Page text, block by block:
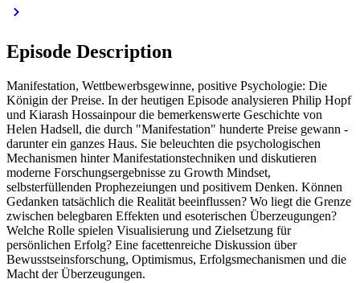
Episode Description
Manifestation, Wettbewerbsgewinne, positive Psychologie: Die
Königin der Preise. In der heutigen Episode analysieren Philip Hopf
und Kiarash Hossainpour die bemerkenswerte Geschichte von
Helen Hadsell, die durch "Manifestation" hunderte Preise gewann -
darunter ein ganzes Haus. Sie beleuchten die psychologischen
Mechanismen hinter Manifestationstechniken und diskutieren
moderne Forschungsergebnisse zu Growth Mindset,
selbsterfüllenden Prophezeiungen und positivem Denken. Können
Gedanken tatsächlich die Realität beeinflussen? Wo liegt die Grenze
zwischen belegbaren Effekten und esoterischen Überzeugungen?
Welche Rolle spielen Visualisierung und Zielsetzung für
persönlichen Erfolg? Eine facettenreiche Diskussion über
Bewusstseinsforschung, Optimismus, Erfolgsmechanismen und die
Macht der Überzeugungen.